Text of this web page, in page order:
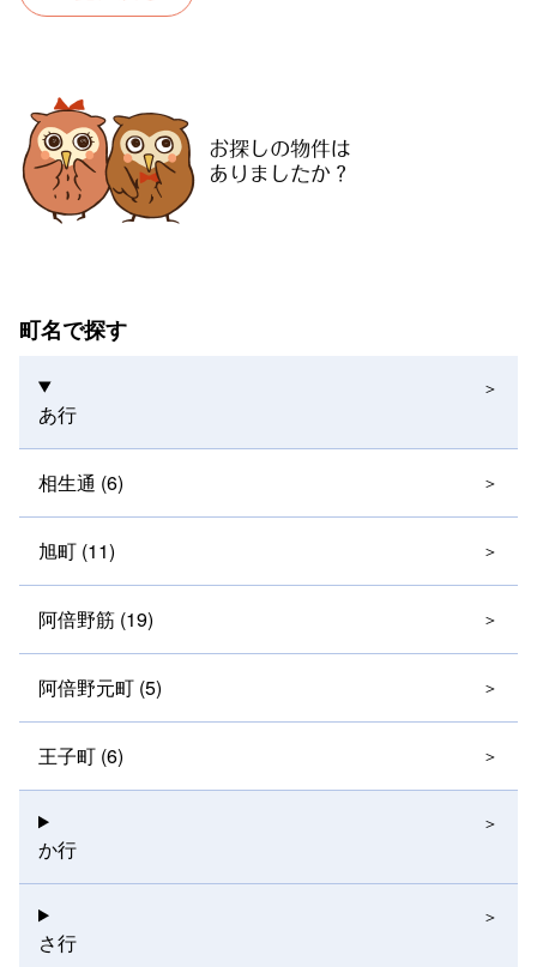
町名で探す
あ行
相生通 (6)
旭町 (11)
阿倍野筋 (19)
阿倍野元町 (5)
王子町 (6)
か行
さ行